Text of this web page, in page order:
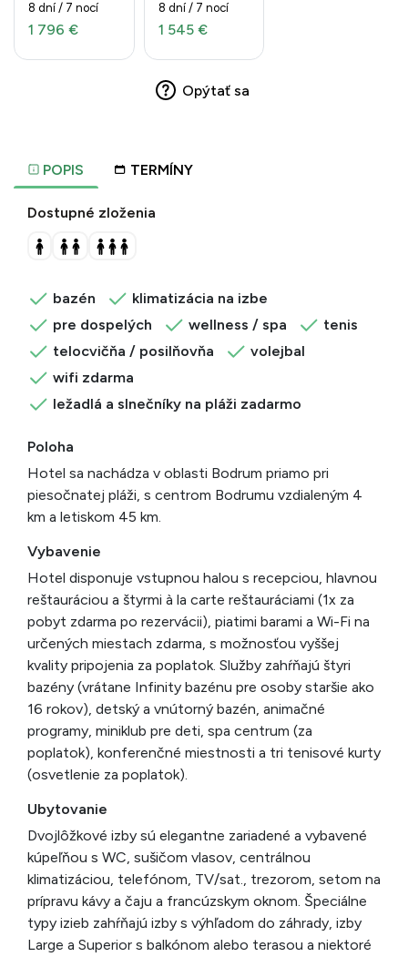
POPIS TERMÍNY
Dostupné zloženia
bazén
klimatizácia na izbe
pre dospelých
wellness / spa
tenis
telocvičňa / posilňovňa
volejbal
wifi zdarma
ležadlá a slnečníky na pláži zadarmo
Poloha
Hotel sa nachádza v oblasti Bodrum priamo pri
piesočnatej pláži, s centrom Bodrumu vzdialeným 4
km a letiskom 45 km.
Vybavenie
Hotel disponuje vstupnou halou s recepciou, hlavnou
reštauráciou a štyrmi à la carte reštauráciami (1x za
pobyt zdarma po rezervácii), piatimi barami a Wi-Fi na
určených miestach zdarma, s možnosťou vyššej
kvality pripojenia za poplatok. Služby zahŕňajú štyri
bazény (vrátane Infinity bazénu pre osoby staršie ako
16 rokov), detský a vnútorný bazén, animačné
programy, miniklub pre deti, spa centrum (za
poplatok), konferenčné miestnosti a tri tenisové kurty
(osvetlenie za poplatok).
Ubytovanie
Dvojlôžkové izby sú elegantne zariadené a vybavené
kúpeľňou s WC, sušičom vlasov, centrálnou
klimatizáciou, telefónom, TV/sat., trezorom, setom na
prípravu kávy a čaju a francúzskym oknom. Špeciálne
typy izieb zahŕňajú izby s výhľadom do záhrady, izby
Large a Superior s balkónom alebo terasou a niektoré
8 dní / 7 nocí
1 796 €
8 dní / 7 nocí
1 545 €
Opýtať sa